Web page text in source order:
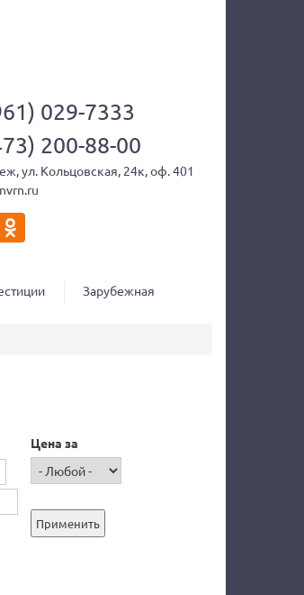
029-7333
200-88-00
ул. Кольцовская, 24к, оф. 401
Зарубежная
Цена за